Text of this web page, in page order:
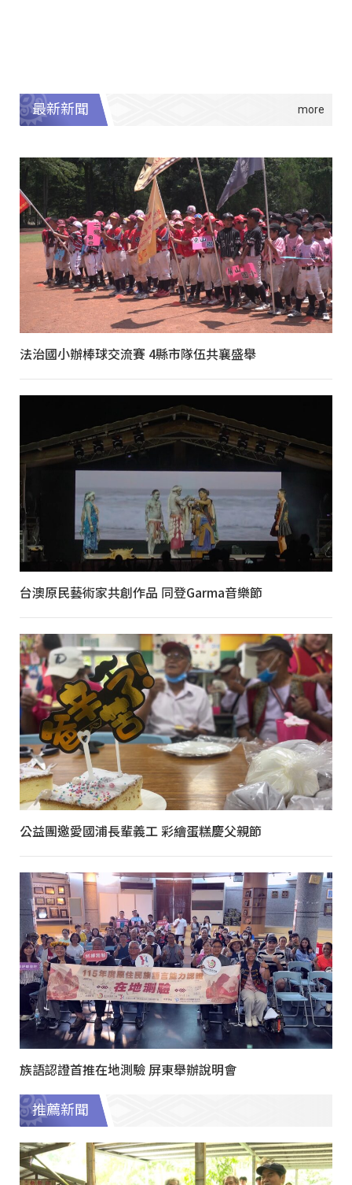
最新新聞
法治國小辦棒球交流賽 4縣市隊伍共襄盛舉
台澳原民藝術家共創作品 同登Garma音樂節
公益團邀愛國浦長輩義工 彩繪蛋糕慶父親節
族語認證首推在地測驗 屏東舉辦說明會
推薦新聞